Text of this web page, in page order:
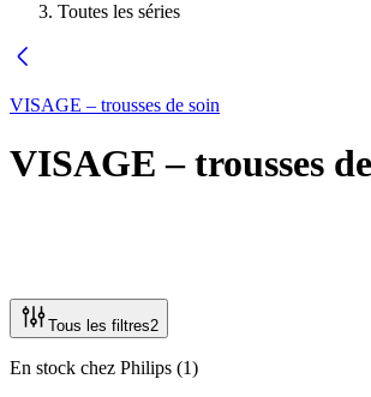
Toutes les séries
VISAGE – trousses de soin
VISAGE – trousses
Tous les filtres2
En stock chez Philips (1)